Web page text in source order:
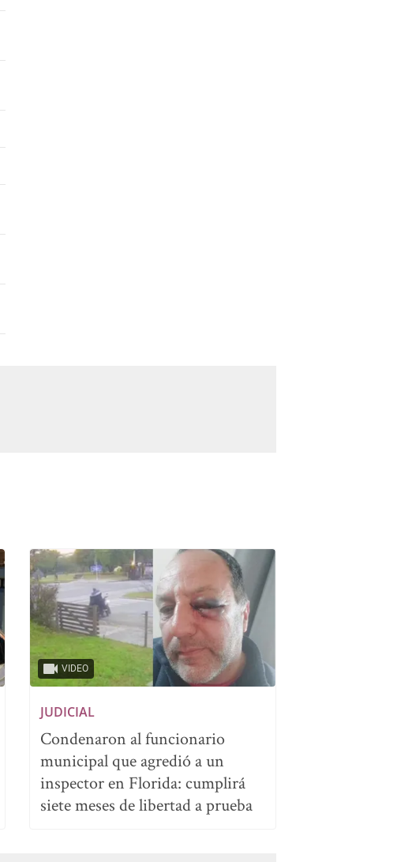
VIDEO
JUDICIAL
Condenaron al funcionario
municipal que agredió a un
inspector en Florida: cumplirá
siete meses de libertad a prueba